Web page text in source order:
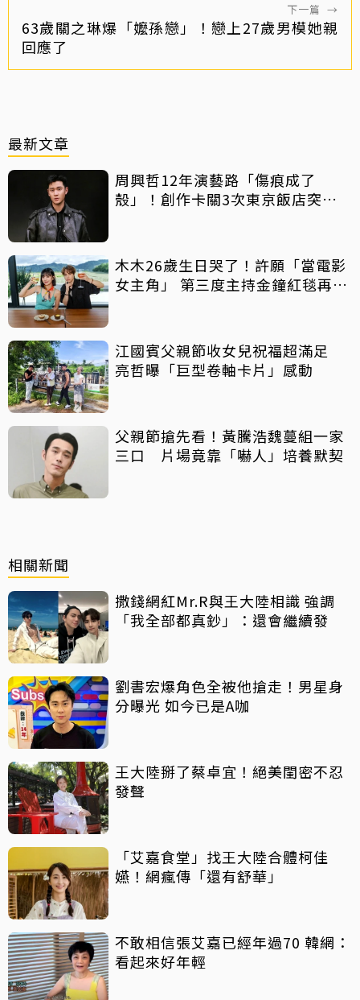
下一篇 →
63歲關之琳爆「嬤孫戀」！戀上27歲男模她親
回應了
最新文章
周興哲12年演藝路「傷痕成了
殼」！創作卡關3次東京飯店突找
木木26歲生日哭了！許願「當電影
女主角」 第三度主持金鐘紅毯再喊
江國賓父親節收女兒祝福超滿足
亮哲曝「巨型卷軸卡片」感動
父親節搶先看！黃騰浩魏蔓組一家
三口 片場竟靠「嚇人」培養默契
相關新聞
撒錢網紅Mr.R與王大陸相識 強調
「我全部都真鈔」：還會繼續發
劉書宏爆角色全被他搶走！男星身
分曝光 如今已是A咖
王大陸掰了蔡卓宜！絕美閨密不忍
發聲
「艾嘉食堂」找王大陸合體柯佳
嬿！網瘋傳「還有舒華」
不敢相信張艾嘉已經年過70 韓網：
看起來好年輕